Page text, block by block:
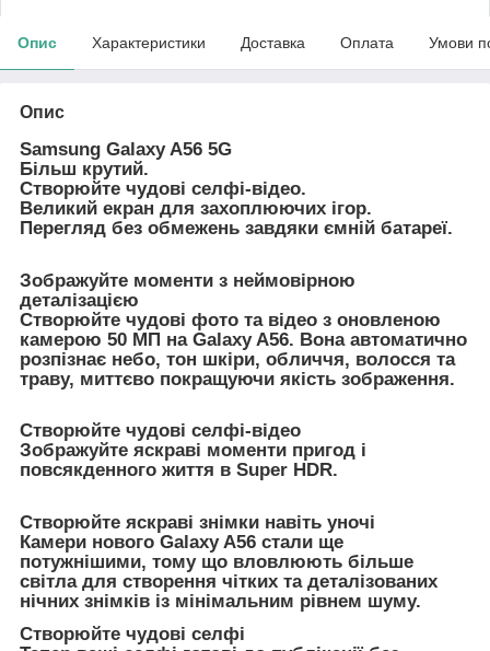
Опис Характеристики Доставка Оплата Умови
Опис
Samsung Galaxy A56 5G
Більш крутий.
Створюйте чудові селфі-відео.
Великий екран для захоплюючих ігор.
Перегляд без обмежень завдяки ємній батареї.
Зображуйте моменти з неймовірною
деталізацією
Створюйте чудові фото та відео з оновленою
камерою 50 МП на Galaxy A56. Вона автоматично
розпізнає небо, тон шкіри, обличчя, волосся та
траву, миттєво покращуючи якість зображення.
Створюйте чудові селфі-відео
Зображуйте яскраві моменти пригод і
повсякденного життя в Super HDR.
Створюйте яскраві знімки навіть уночі
Камери нового Galaxy A56 стали ще
потужнішими, тому що вловлюють більше
світла для створення чітких та деталізованих
нічних знімків із мінімальним рівнем шуму.
Створюйте чудові селфі